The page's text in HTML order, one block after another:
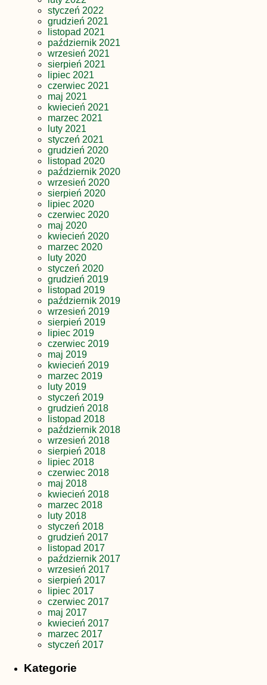
styczeń 2022
grudzień 2021
listopad 2021
październik 2021
wrzesień 2021
sierpień 2021
lipiec 2021
czerwiec 2021
maj 2021
kwiecień 2021
marzec 2021
luty 2021
styczeń 2021
grudzień 2020
listopad 2020
październik 2020
wrzesień 2020
sierpień 2020
lipiec 2020
czerwiec 2020
maj 2020
kwiecień 2020
marzec 2020
luty 2020
styczeń 2020
grudzień 2019
listopad 2019
październik 2019
wrzesień 2019
sierpień 2019
lipiec 2019
czerwiec 2019
maj 2019
kwiecień 2019
marzec 2019
luty 2019
styczeń 2019
grudzień 2018
listopad 2018
październik 2018
wrzesień 2018
sierpień 2018
lipiec 2018
czerwiec 2018
maj 2018
kwiecień 2018
marzec 2018
luty 2018
styczeń 2018
grudzień 2017
listopad 2017
październik 2017
wrzesień 2017
sierpień 2017
lipiec 2017
czerwiec 2017
maj 2017
kwiecień 2017
marzec 2017
styczeń 2017
Kategorie